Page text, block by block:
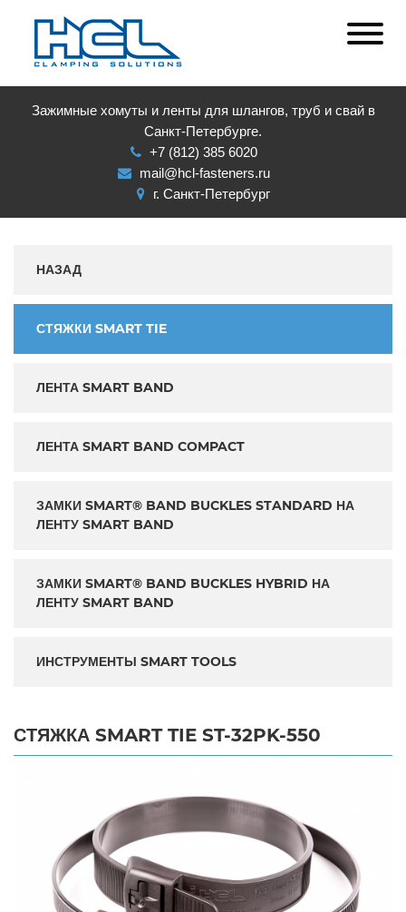
Зажимные хомуты и ленты для шлангов, труб и свай в
Санкт-Петербурге.
+7 (812) 385 6020
mail@hcl-fasteners.ru
г. Санкт-Петербург
НАЗАД
СТЯЖКИ SMART TIE
ЛЕНТА SMART BAND
ЛЕНТА SMART BAND COMPACT
ЗАМКИ SMART® BAND BUCKLES STANDARD НА
ЛЕНТУ SMART BAND
ЗАМКИ SMART® BAND BUCKLES HYBRID НА
ЛЕНТУ SMART BAND
ИНСТРУМЕНТЫ SMART TOOLS
СТЯЖКА SMART TIE ST-32PK-550